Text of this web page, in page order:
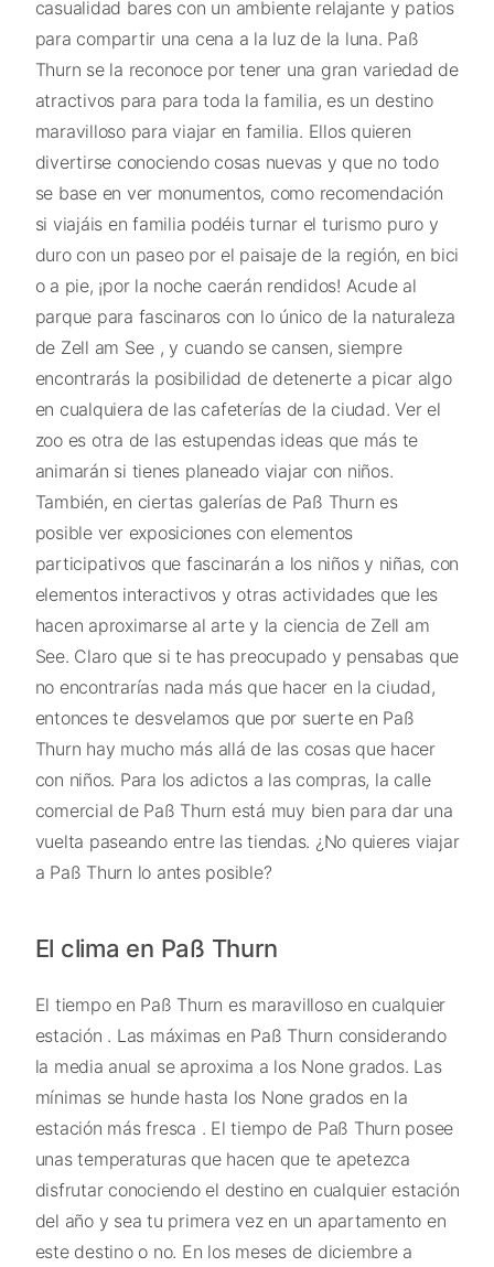
casualidad bares con un ambiente relajante y patios
para compartir una cena a la luz de la luna. Paß
Thurn se la reconoce por tener una gran variedad de
atractivos para para toda la familia, es un destino
maravilloso para viajar en familia. Ellos quieren
divertirse conociendo cosas nuevas y que no todo
se base en ver monumentos, como recomendación
si viajáis en familia podéis turnar el turismo puro y
duro con un paseo por el paisaje de la región, en bici
o a pie, ¡por la noche caerán rendidos! Acude al
parque para fascinaros con lo único de la naturaleza
de Zell am See , y cuando se cansen, siempre
encontrarás la posibilidad de detenerte a picar algo
en cualquiera de las cafeterías de la ciudad. Ver el
zoo es otra de las estupendas ideas que más te
animarán si tienes planeado viajar con niños.
También, en ciertas galerías de Paß Thurn es
posible ver exposiciones con elementos
participativos que fascinarán a los niños y niñas, con
elementos interactivos y otras actividades que les
hacen aproximarse al arte y la ciencia de Zell am
See. Claro que si te has preocupado y pensabas que
no encontrarías nada más que hacer en la ciudad,
entonces te desvelamos que por suerte en Paß
Thurn hay mucho más allá de las cosas que hacer
con niños. Para los adictos a las compras, la calle
comercial de Paß Thurn está muy bien para dar una
vuelta paseando entre las tiendas. ¿No quieres viajar
a Paß Thurn lo antes posible?
El clima en Paß Thurn
El tiempo en Paß Thurn es maravilloso en cualquier
estación . Las máximas en Paß Thurn considerando
la media anual se aproxima a los None grados. Las
mínimas se hunde hasta los None grados en la
estación más fresca . El tiempo de Paß Thurn posee
unas temperaturas que hacen que te apetezca
disfrutar conociendo el destino en cualquier estación
del año y sea tu primera vez en un apartamento en
este destino o no. En los meses de diciembre a